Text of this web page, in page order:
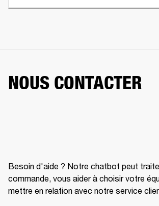
NOUS CONTACTER
Besoin d'aide ? Notre chatbot peut
commande, vous aider à choisir votre
mettre en relation avec notre service